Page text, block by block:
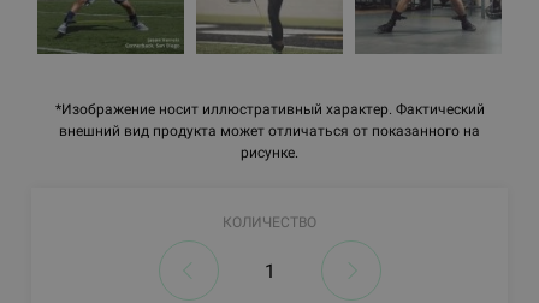
*Изображение носит иллюстративный характер. Фактический
внешний вид продукта может отличаться от показанного на
рисунке.
КОЛИЧЕСТВО